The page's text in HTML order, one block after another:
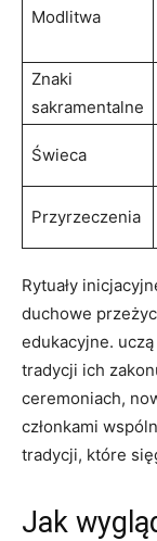
Modlitwa
Znaki
sakramentalne
Świeca
Przyrzeczenia
Rytuały
duchowe
edukacyjne.
tradycji ich
ceremoniach,
członkami
tradycji, które
Jak